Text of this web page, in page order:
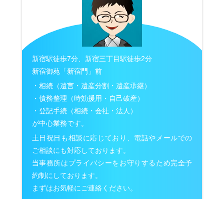
新宿駅徒歩7分、新宿三丁目駅徒歩2分
新宿御苑「新宿門」前
・相続（遺言・遺産分割・遺産承継）
・債務整理（時効援用・自己破産）
・登記手続（相続・会社・法人）
が中心業務です。
土日祝日も相談に応じており、電話やメールでの
ご相談にも対応しております。
当事務所はプライバシーをお守りするため完全予
約制にしております。
まずはお気軽にご連絡ください。